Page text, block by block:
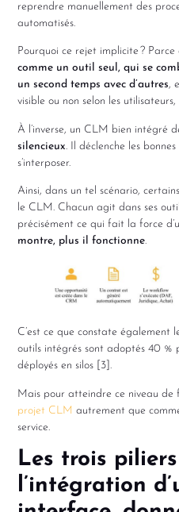
reprendre manuellement des
automatisés.
Pourquoi ce rejet implicite ? Parce
comme un outil seul, qui se
un second temps avec d’autres,
visible ou non selon les
À l’inverse, un CLM bien intégré
silencieux. Il déclenche les
s’interposer.
Ainsi, dans un tel scénario,
le CLM. Chacun agit dans ses
précisément ce qui fait la force
montre, plus il fonctionne.
C’est ce que constate également
outils intégrés sont adoptés 40 %
déployés en silos [3].
Mais pour atteindre ce niveau
projet CLM autrement que
service.
Les trois
l’intégration